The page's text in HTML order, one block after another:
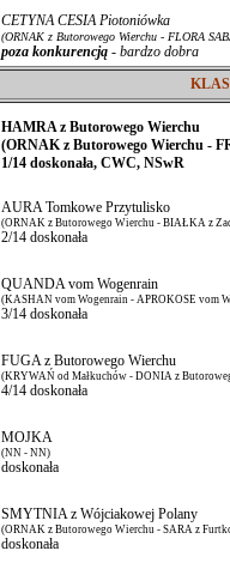
CETYNA CESIA Piotoniówka
(ORNAK z Butorowego Wierchu - FLORA
poza konkurencją - bardzo dobra
HAMRA z Butorowego Wierchu
(ORNAK z Butorowego Wierchu -
1/14 doskonała, CWC, NSwR
AURA Tomkowe Przytulisko
(ORNAK z Butorowego Wierchu - BIAŁKA z
2/14 doskonała
QUANDA vom Wogenrain
(KASHAN vom Wogenrain - APROKOSE vom
3/14 doskonała
FUGA z Butorowego Wierchu
(KRYWAŃ od Małkuchów - DONIA z
4/14 doskonała
MOJKA
(NN - NN)
doskonała
SMYTNIA z Wójciakowej Polany
(ORNAK z Butorowego Wierchu - SARA z
doskonała